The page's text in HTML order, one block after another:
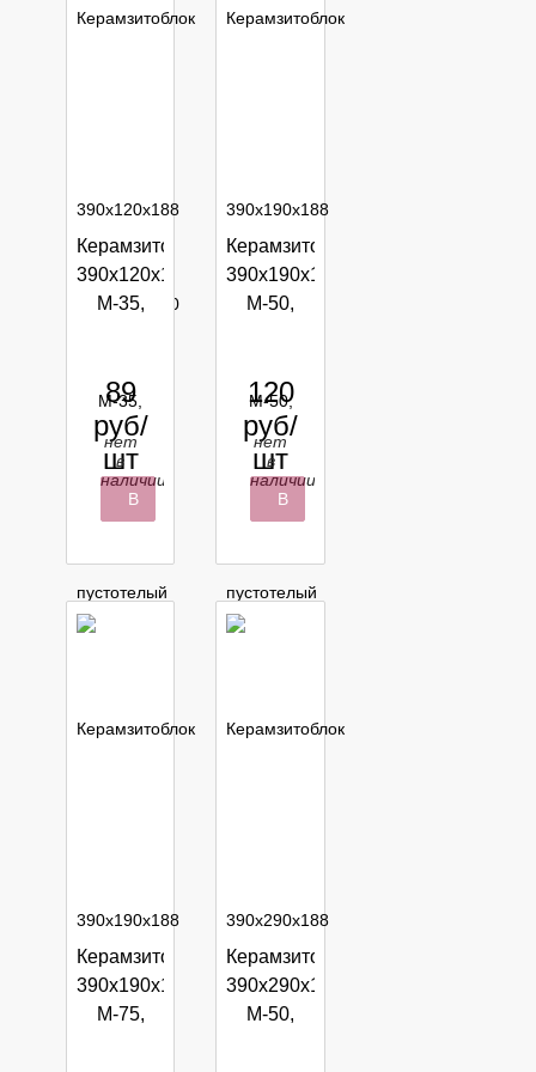
Керамзитоблок
390х120х188
М-35,
613399
89
руб/
шт
нет
в
наличии
В
Керамзитоблок
390х190х188
М-50,
613399
120
руб/
шт
нет
в
наличии
В
Керамзитоблок
390х190х188
М-75,
Керамзитоблок
390х290х188
М-50,